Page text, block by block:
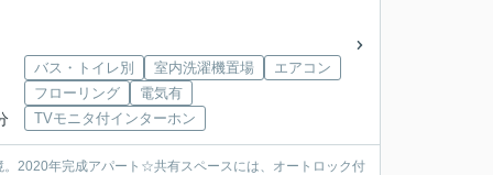
バス・トイレ別 室内洗濯機置場
エアコン
フローリング
電気有
TVモニタ付インターホン
2020年完成アパート☆共有スペースには、オートロック付